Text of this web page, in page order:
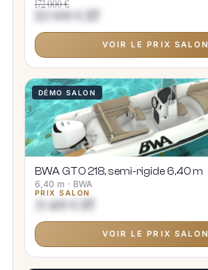
172 000 €
153 000 € HT
VOIR LE PRIX SALON
DÉMO SALON
BWA GTO 218, semi-rigide 6,40 m
6,40 m · BWA
PRIX SALON
33 400 € HT
VOIR LE PRIX SALON